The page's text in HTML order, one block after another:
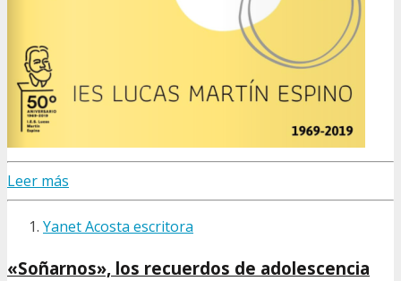
Leer más
Yanet Acosta escritora
«Soñarnos», los recuerdos de adolescencia